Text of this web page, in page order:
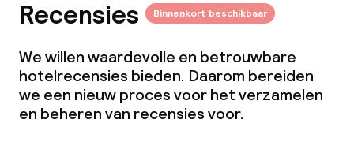
Overal rookvrij
Recensies Binnenkort beschikbaar
We willen waardevolle en betrouwbare
hotelrecensies bieden. Daarom bereiden
we een nieuw proces voor het verzamelen
en beheren van recensies voor.